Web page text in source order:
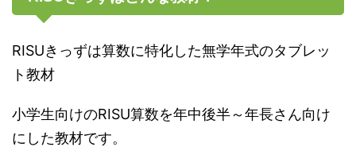
RISUきっずは算数に特化した無学年式のタブレッ
ト教材
小学生向けのRISU算数を年中後半～年長さん向け
にした教材です。